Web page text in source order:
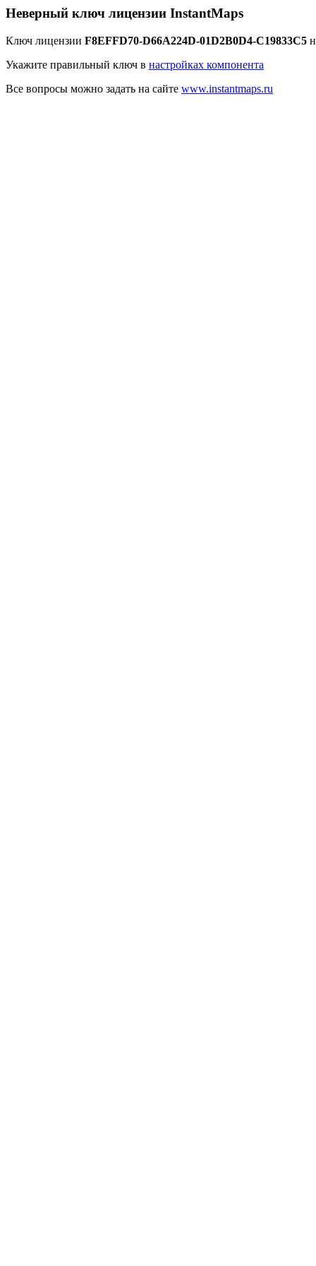
Неверный ключ лицензии InstantMaps
Ключ лицензии F8EFFD70-D66A224D-01D2B0D4-C19833C5
Укажите правильный ключ в настройках компонента
Все вопросы можно задать на сайте www.instantmaps.ru